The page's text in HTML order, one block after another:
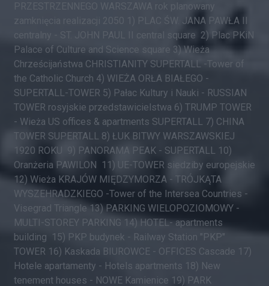
PRZESTRZENNEGO WARSZAWA rok planowany
zamknięcia realizacji 2050 1) PLAC ŚW. JANA PAWŁA II
centralny - ST. JOHN PAUL II central square 2) Plac PKiN
Palace of Culture and Science square 3) Wieża
Chrześcijaństwa CHRISTIANITY SUPERTALL -Tower of
the Catholic Church 4) WIEŻA ORŁA BIAŁEGO -
SUPERTALL-TOWER 5) Pałac Kultury i Nauki - RUSSIAN
TOWER rosyjskie przedstawicielstwa 6) TRUMP TOWER
- Wieża US offices & apartments SUPERTALL 7) CHINA
TOWER SUPERTALL 8) ŁUK BITWY WARSZAWSKIEJ
1920 ROKU 9) PANORAMA PEAK - SUPERTALL 10)
Oranżeria PAWILON 11) UE-TOWER siedziby europejskie
12) Wieża KRAJÓW MIĘDZYMORZA - TRÓJKĄTA
WYSZEHRADZKIEGO -Tower of the Intersea Countries -
Visegrad Triangle 13) PARKING WIELOPOZIOMOWY -
MULTI-STOREY PARKING 14) HOTEL- apartments
building 15) PKP budynek - Railway Station "PKP"
TOWER 16) Kaskada BIUROWCE - OFFICES Cascade 17)
Hotele apartamenty - Hotels apartments 18) New
tenement houses - NOWE Kamienice 19) PARK